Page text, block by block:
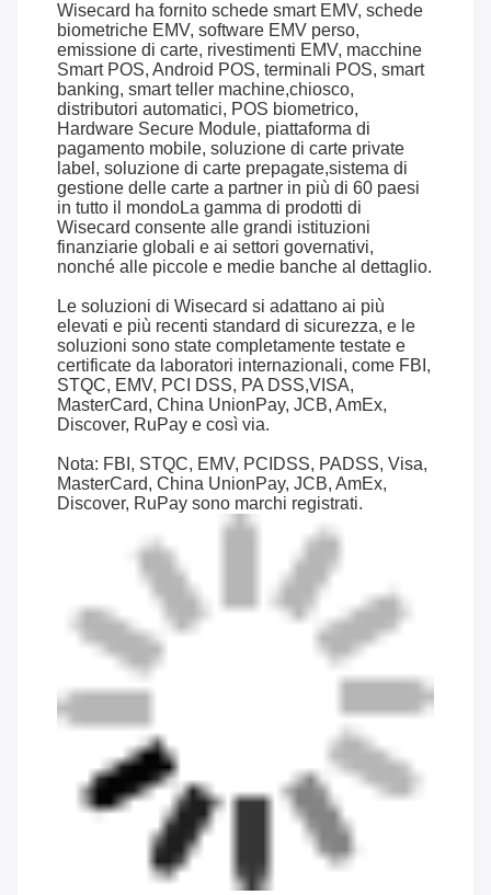
Wisecard ha fornito schede smart EMV, schede
biometriche EMV, software EMV perso,
emissione di carte, rivestimenti EMV, macchine
Smart POS, Android POS, terminali POS, smart
banking, smart teller machine,chiosco,
distributori automatici, POS biometrico,
Hardware Secure Module, piattaforma di
pagamento mobile, soluzione di carte private
label, soluzione di carte prepagate,sistema di
gestione delle carte a partner in più di 60 paesi
in tutto il mondoLa gamma di prodotti di
Wisecard consente alle grandi istituzioni
finanziarie globali e ai settori governativi,
nonché alle piccole e medie banche al dettaglio.
Le soluzioni di Wisecard si adattano ai più
elevati e più recenti standard di sicurezza, e le
soluzioni sono state completamente testate e
certificate da laboratori internazionali, come FBI,
STQC, EMV, PCI DSS, PA DSS,VISA,
MasterCard, China UnionPay, JCB, AmEx,
Discover, RuPay e così via.
Nota: FBI, STQC, EMV, PCIDSS, PADSS, Visa,
MasterCard, China UnionPay, JCB, AmEx,
Discover, RuPay sono marchi registrati.